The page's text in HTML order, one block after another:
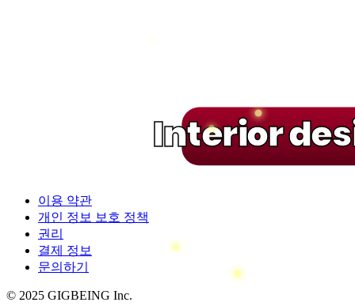
Interior
이용 약관
개인 정보 보호 정책
권리
결제 정보
문의하기
© 2025 GIGBEING Inc.